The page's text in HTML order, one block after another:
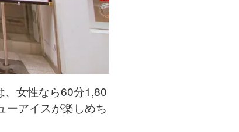
、女性なら60分1,80
ーアイスが楽しめち